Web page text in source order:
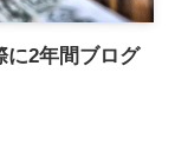
に2年間ブログ